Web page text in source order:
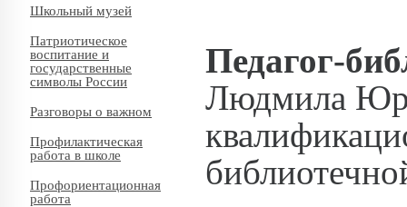
Школьный музей
Патриотическое
воспитание и
государственные
символы России
Разговоры о важном
Профилактическая
работа в школе
Профориентационная
работа
Педагог-
Людмила